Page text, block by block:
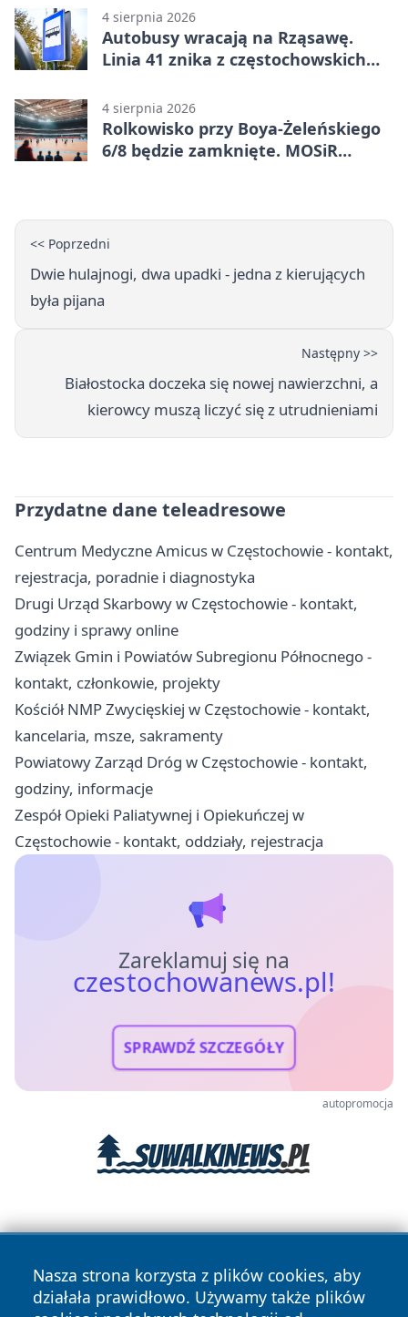
4 sierpnia 2026
Autobusy wracają na Rząsawę.
Linia 41 znika z częstochowskich
4 sierpnia 2026
Rolkowisko przy Boya-Żeleńskiego
6/8 będzie zamknięte. MOSiR
<< Poprzedni
Dwie hulajnogi, dwa upadki - jedna z kierujących
była pijana
Następny >>
Białostocka doczeka się nowej nawierzchni, a
kierowcy muszą liczyć się z utrudnieniami
Przydatne dane teleadresowe
Centrum Medyczne Amicus w Częstochowie - kontakt,
rejestracja, poradnie i diagnostyka
Drugi Urząd Skarbowy w Częstochowie - kontakt,
godziny i sprawy online
Związek Gmin i Powiatów Subregionu Północnego -
kontakt, członkowie, projekty
Kościół NMP Zwycięskiej w Częstochowie - kontakt,
kancelaria, msze, sakramenty
Powiatowy Zarząd Dróg w Częstochowie - kontakt,
godziny, informacje
Zespół Opieki Paliatywnej i Opiekuńczej w
Częstochowie - kontakt, oddziały, rejestracja
Zareklamuj się na
czestochowanews.pl!
SPRAWDŹ SZCZEGÓŁY
autopromocja
Nasza strona korzysta z plików cookies, aby
działała prawidłowo. Używamy także plików